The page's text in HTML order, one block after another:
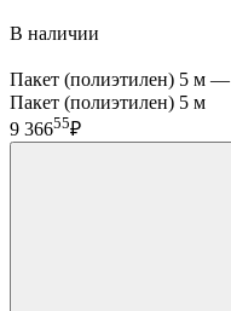
В наличии
Пакет (полиэтилен) 5 м —
Пакет (полиэтилен) 5 м
9 36655₽